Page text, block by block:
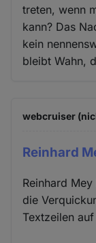
treten, wenn
kann? Das
kein
bleibt Wahn,
webcruiser
Reinhard
Reinhard
die
Textzeilen